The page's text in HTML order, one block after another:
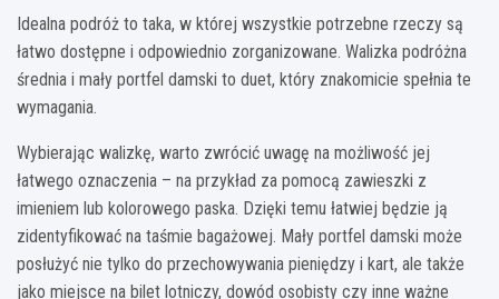
Idealna podróż to taka, w której wszystkie potrzebne rzeczy są
łatwo dostępne i odpowiednio zorganizowane. Walizka podróżna
średnia i mały portfel damski to duet, który znakomicie spełnia te
wymagania.
Wybierając walizkę, warto zwrócić uwagę na możliwość jej
łatwego oznaczenia – na przykład za pomocą zawieszki z
imieniem lub kolorowego paska. Dzięki temu łatwiej będzie ją
zidentyfikować na taśmie bagażowej. Mały portfel damski może
posłużyć nie tylko do przechowywania pieniędzy i kart, ale także
jako miejsce na bilet lotniczy, dowód osobisty czy inne ważne